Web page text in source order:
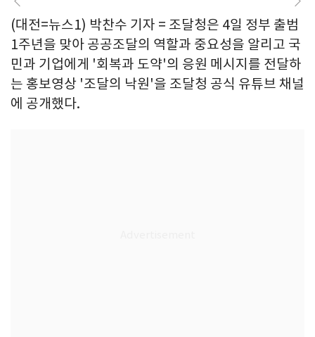
(대전=뉴스1) 박찬수 기자 = 조달청은 4일 정부 출범
1주년을 맞아 공공조달의 역할과 중요성을 알리고 국
민과 기업에게 '회복과 도약'의 응원 메시지를 전달하
는 홍보영상 '조달의 낙원'을 조달청 공식 유튜브 채널
에 공개했다.